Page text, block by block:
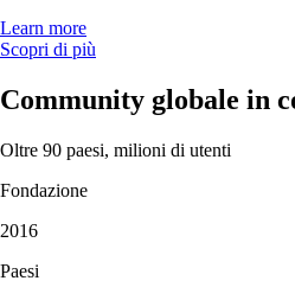
Learn more
Scopri di più
Community globale in
Oltre 90 paesi, milioni di utenti
Fondazione
2016
Paesi